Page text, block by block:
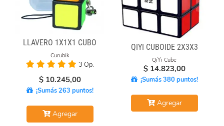
LLAVERO 1X1X1 CUBO
Curubik
3 Op.
$ 10.245,00
¡Sumás 263 puntos!
Agregar
QIYI CUBOIDE 2X3X3
QiYi Cube
$ 14.823,00
¡Sumás 380 puntos!
Agregar